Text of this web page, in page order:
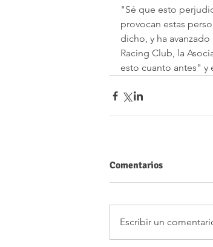
"Sé que esto
provocan estas
dicho, y ha
Racing Club, la
esto cuanto antes" y
Comentarios
Escribir un